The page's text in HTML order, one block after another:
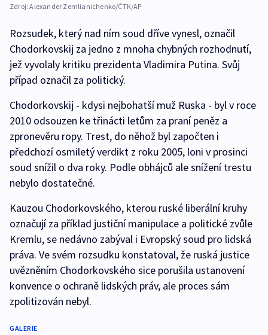
Zdroj:Alexander Zemlianichenko/ČTK/AP
Rozsudek, který nad ním soud dříve vynesl, označil
Chodorkovskij za jedno z mnoha chybných rozhodnutí,
jež vyvolaly kritiku prezidenta Vladimira Putina. Svůj
případ označil za politický.
Chodorkovskij - kdysi nejbohatší muž Ruska - byl v roce
2010 odsouzen ke třinácti letům za praní peněz a
zpronevěru ropy. Trest, do něhož byl započten i
předchozí osmiletý verdikt z roku 2005, loni v prosinci
soud snížil o dva roky. Podle obhájců ale snížení trestu
nebylo dostatečné.
Kauzou Chodorkovského, kterou ruské liberální kruhy
označují za příklad justiční manipulace a politické zvůle
Kremlu, se nedávno zabýval i Evropský soud pro lidská
práva. Ve svém rozsudku konstatoval, že ruská justice
uvězněním Chodorkovského sice porušila ustanovení
konvence o ochraně lidských práv, ale proces sám
zpolitizován nebyl.
GALERIE